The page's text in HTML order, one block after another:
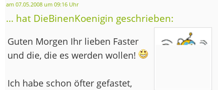
am 07.05.2008 um 09:16 Uhr
... hat DieBinenKoenigin geschrieben:
Guten Morgen Ihr lieben Faster
und die, die es werden wollen!
Ich habe schon öfter gefastet,